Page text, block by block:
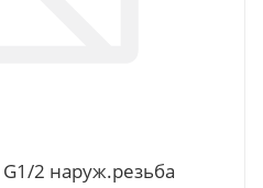
2 наруж.резьба